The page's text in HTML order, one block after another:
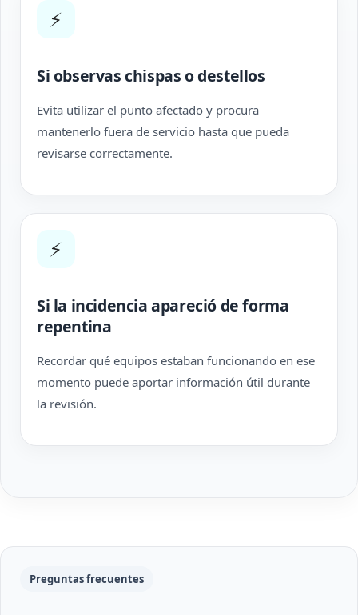
⚡
Si observas chispas o destellos
Evita utilizar el punto afectado y procura
mantenerlo fuera de servicio hasta que pueda
revisarse correctamente.
⚡
Si la incidencia apareció de forma
repentina
Recordar qué equipos estaban funcionando en ese
momento puede aportar información útil durante
la revisión.
Preguntas frecuentes